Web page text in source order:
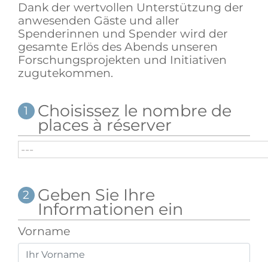
Dank der wertvollen Unterstützung der
anwesenden Gäste und aller
Spenderinnen und Spender wird der
gesamte Erlös des Abends unseren
Forschungsprojekten und Initiativen
zugutekommen.
1 Choisissez le nombre de
places à réserver
2 Geben Sie Ihre
Informationen ein
Vorname